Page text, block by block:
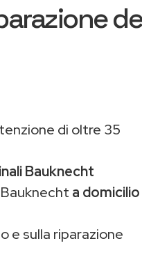
di oltre 35
Bauknecht
a domicilio
e sulla riparazione